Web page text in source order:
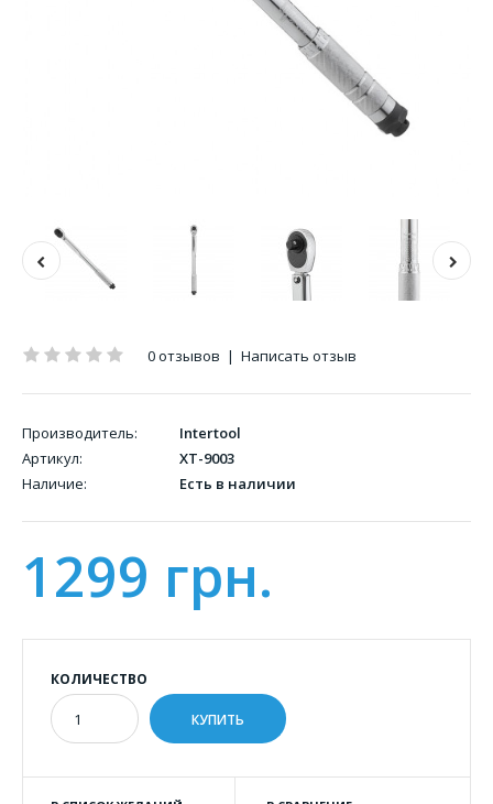
0 отзывов | Написать отзыв
Производитель:
Intertool
Артикул:
XT-9003
Наличие:
Есть в наличии
1299 грн.
КОЛИЧЕСТВО